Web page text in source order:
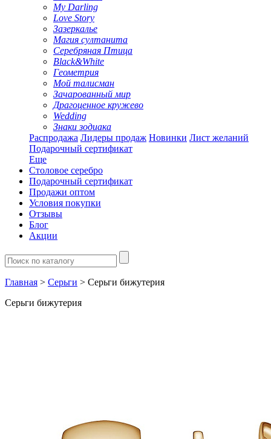
My Darling
Love Story
Зазеркалье
Магия султанита
Серебряная Птица
Black&White
Геометрия
Мой талисман
Зачарованный мир
Драгоценное кружево
Wedding
Знаки зодиака
Распродажа Лидеры продаж Новинки Лист желаний
Подарочный сертификат
Еще
Столовое серебро
Подарочный сертификат
Продажи оптом
Условия покупки
Отзывы
Блог
Акции
Главная > Серьги > Серьги бижутерия
Серьги бижутерия